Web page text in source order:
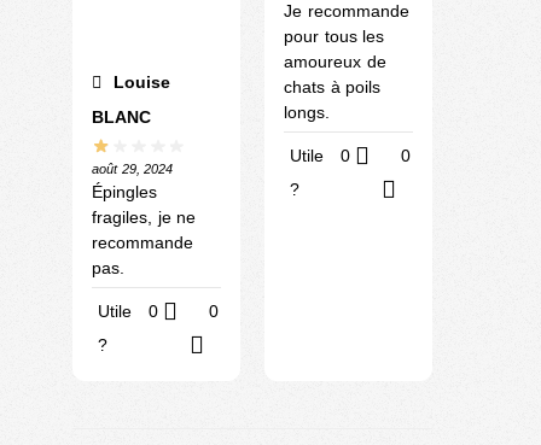
Louise
BLANC
août 29, 2024
Épingles
fragiles, je ne
recommande
pas.
Utile
?
0 0
Je recommande
pour tous les
amoureux de
chats à poils
longs.
Utile
?
0 0